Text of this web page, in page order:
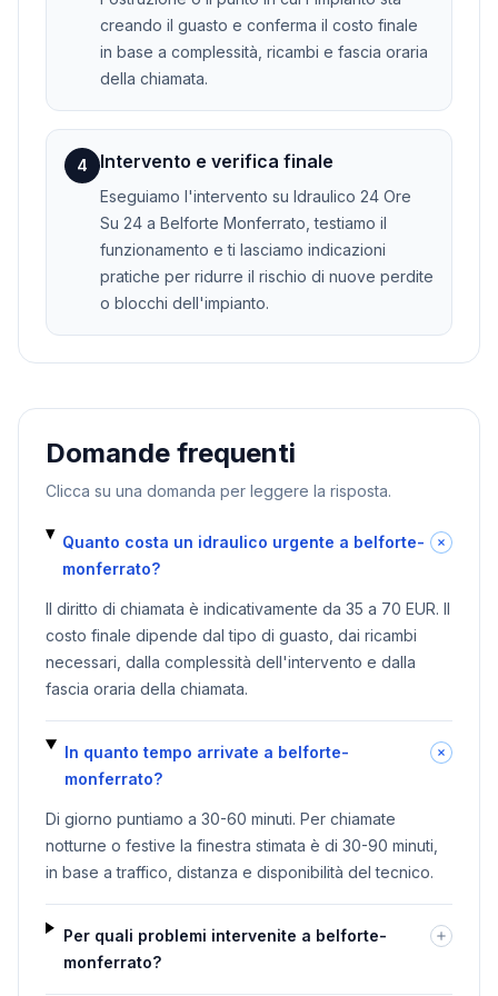
creando il guasto e conferma il costo finale
in base a complessità, ricambi e fascia oraria
della chiamata.
4 Intervento e verifica finale
Eseguiamo l'intervento su Idraulico 24 Ore
Su 24 a Belforte Monferrato, testiamo il
funzionamento e ti lasciamo indicazioni
pratiche per ridurre il rischio di nuove perdite
o blocchi dell'impianto.
Domande frequenti
Clicca su una domanda per leggere la risposta.
Quanto costa un idraulico urgente a belforte-
monferrato?
Il diritto di chiamata è indicativamente da 35 a 70 EUR. Il
costo finale dipende dal tipo di guasto, dai ricambi
necessari, dalla complessità dell'intervento e dalla
fascia oraria della chiamata.
In quanto tempo arrivate a belforte-
monferrato?
Di giorno puntiamo a 30-60 minuti. Per chiamate
notturne o festive la finestra stimata è di 30-90 minuti,
in base a traffico, distanza e disponibilità del tecnico.
Per quali problemi intervenite a belforte-
monferrato?